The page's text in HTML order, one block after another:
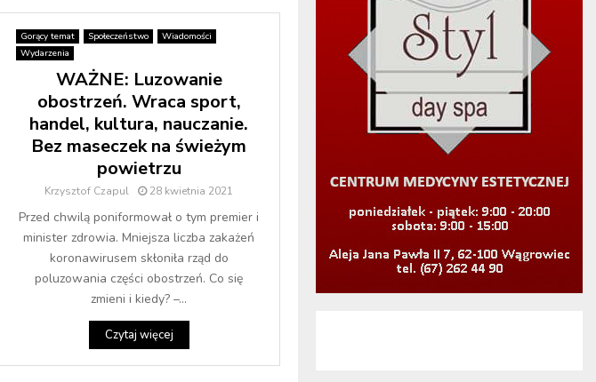
Gorący temat Społeczeństwo
Wiadomości
Wydarzenia
WAŻNE: Luzowanie
obostrzeń. Wraca sport,
handel, kultura, nauczanie.
Bez maseczek na świeżym
powietrzu
Krzysztof Czapul 28 kwietnia 2021
Przed chwilą poniformował o tym premier i
minister zdrowia. Mniejsza liczba zakażeń
koronawirusem skłoniła rząd do
poluzowania części obostrzeń. Co się
zmieni i kiedy? –...
Czytaj więcej